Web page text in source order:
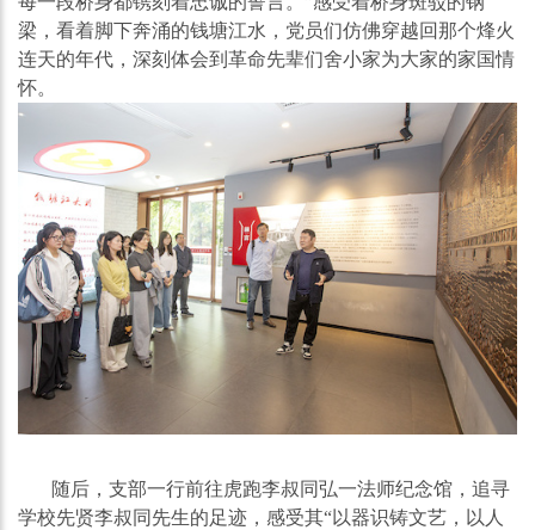
梁，看着脚下奔涌的钱塘江水，党员们仿佛穿越回那个烽火
连天的年代，深刻体会到革命先辈们舍小家为大家的家国情
怀。
随后，支部一行前往虎跑李叔同弘一法师纪念馆，追寻
学校先贤李叔同先生的足迹，感受其“以器识铸文艺，以人